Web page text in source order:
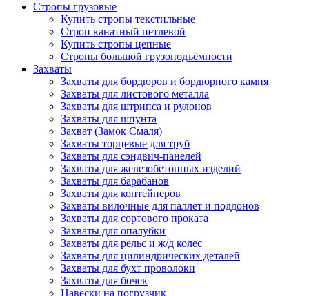
Стропы грузовые
Купить стропы текстильные
Строп канатный петлевой
Купить стропы цепные
Стропы большой грузоподъёмности
Захваты
Захваты для бордюров и бордюрного камня
Захваты для листового металла
Захваты для штрипса и рулонов
Захваты для шпунта
Захват (Замок Смаля)
Захваты торцевые для труб
Захваты для сэндвич-панелей
Захваты для железобетонных изделий
Захваты для барабанов
Захваты для контейнеров
Захваты вилочные для паллет и поддонов
Захваты для сортового проката
Захваты для опалубки
Захваты для рельс и ж/д колес
Захваты для цилиндрических деталей
Захваты для бухт проволоки
Захваты для бочек
Навески на погрузчик